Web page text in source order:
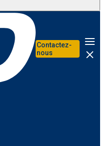
Contactez-
nous